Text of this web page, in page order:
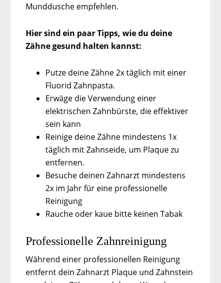
Munddusche empfehlen.
Hier sind ein paar Tipps, wie du deine
Zähne gesund halten kannst:
Putze deine Zähne 2x täglich mit einer
Fluorid Zahnpasta.
Erwäge die Verwendung einer
elektrischen Zahnbürste, die effektiver
sein kann
Reinige deine Zähne mindestens 1x
täglich mit Zahnseide, um Plaque zu
entfernen.
Besuche deinen Zahnarzt mindestens
2x im Jahr für eine professionelle
Reinigung
Rauche oder kaue bitte keinen Tabak
Professionelle Zahnreinigung
Während einer professionellen Reinigung
entfernt dein Zahnarzt Plaque und Zahnstein